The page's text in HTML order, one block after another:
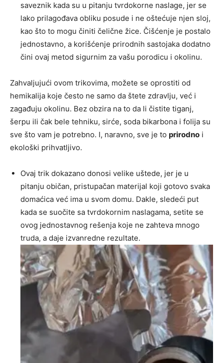
saveznik kada su u pitanju tvrdokorne naslage, jer se
lako prilagođava obliku posude i ne oštećuje njen sloj,
kao što to mogu činiti čelične žice. Čišćenje je postalo
jednostavno, a korišćenje prirodnih sastojaka dodatno
čini ovaj metod sigurnim za vašu porodicu i okolinu.
Zahvaljujući ovom trikovima, možete se oprostiti od
hemikalija koje često ne samo da štete zdravlju, već i
zagađuju okolinu. Bez obzira na to da li čistite tiganj,
šerpu ili čak bele tehniku, sirće, soda bikarbona i folija su
sve što vam je potrebno. I, naravno, sve je to prirodno i
ekološki prihvatljivo.
Ovaj trik dokazano donosi velike uštede, jer je u
pitanju običan, pristupačan materijal koji gotovo svaka
domaćica već ima u svom domu. Dakle, sledeći put
kada se suočite sa tvrdokornim naslagama, setite se
ovog jednostavnog rešenja koje ne zahteva mnogo
truda, a daje izvanredne rezultate.